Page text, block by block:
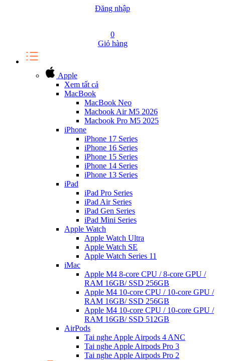
Đăng nhập
0
Giỏ hàng
Apple
Xem tất cả
MacBook
MacBook Neo
Macbook Air M5 2026
Macbook Pro M5 2025
iPhone
iPhone 17 Series
iPhone 16 Series
iPhone 15 Series
iPhone 14 Series
iPhone 13 Series
iPad
iPad Pro Series
iPad Air Series
iPad Gen Series
iPad Mini Series
Apple Watch
Apple Watch Ultra
Apple Watch SE
Apple Watch Series 11
iMac
Apple M4 8-core CPU / 8-core GPU /
RAM 16GB/ SSD 256GB
Apple M4 10-core CPU / 10-core GPU /
RAM 16GB/ SSD 256GB
Apple M4 10-core CPU / 10-core GPU /
RAM 16GB/ SSD 512GB
AirPods
Tai nghe Apple Airpods 4 ANC
Tai nghe Apple Airpods Pro 3
Tai nghe Apple Airpods Pro 2